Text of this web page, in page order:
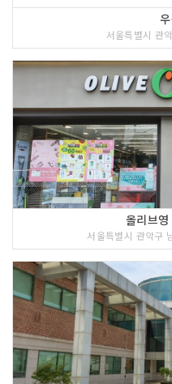
서울특별시 관
올리브
서울특별시 관악구